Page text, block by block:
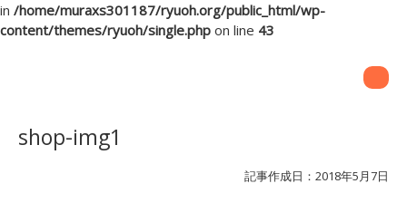
in /home/muraxs301187/ryuoh.org/public_html/wp-
content/themes/ryuoh/single.php on line 43
shop-img1
記事作成日：2018年5月7日